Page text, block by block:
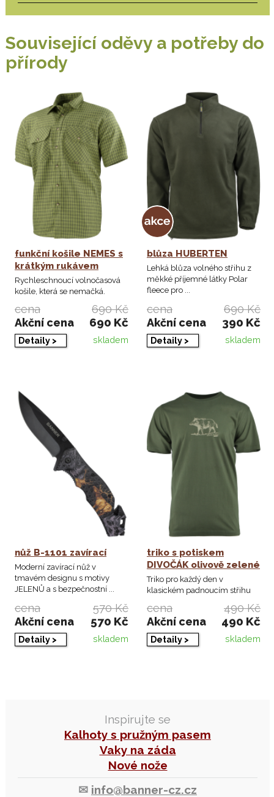
Inspirujte se
Kalhoty s pružným pasem
Vaky na záda
Nové nože
✉ info@banner-cz.cz
Související oděvy a potřeby do
přírody
funkční košile NEMES s
krátkým rukávem
Rychleschnoucí volnočasová
košile, která se nemačká.
cena
690 Kč
Akční cena
690 Kč
Detaily > skladem
blůza HUBERTEN
Lehká blůza volného střihu z
měkké příjemné látky Polar
fleece pro ...
cena
690 Kč
Akční cena
390 Kč
Detaily > skladem
nůž B-1101 zavírací
Moderní zavírací nůž v
tmavém designu s motivy
JELENŮ a s bezpečnostní ...
cena
570 Kč
Akční cena
570 Kč
Detaily > skladem
triko s potiskem
DIVOČÁK olivově zelené
Triko pro každý den v
klasickém padnoucím střihu
cena
490 Kč
Akční cena
490 Kč
Detaily > skladem